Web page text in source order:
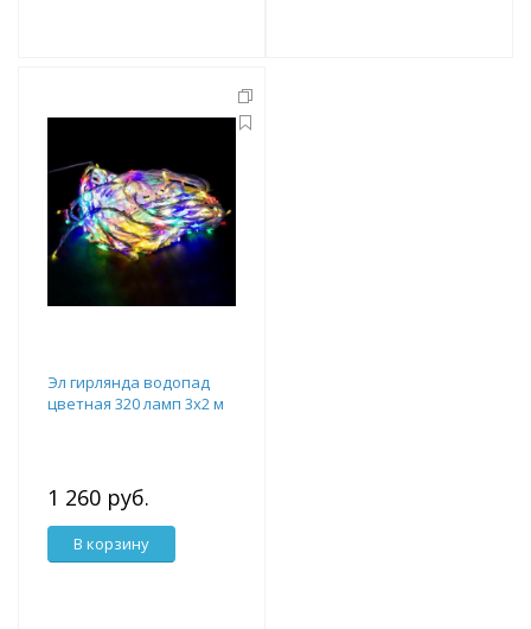
Эл гирлянда водопад
цветная 320 ламп 3х2 м
1 260 руб.
В корзину